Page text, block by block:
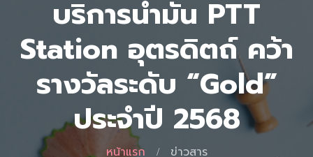
บริการน้ำมัน PTT
Station อุตรดิตถ์ คว้า
รางวัลระดับ “Gold”
ประจำปี 2568
หน้าแรก
ข่าวสาร